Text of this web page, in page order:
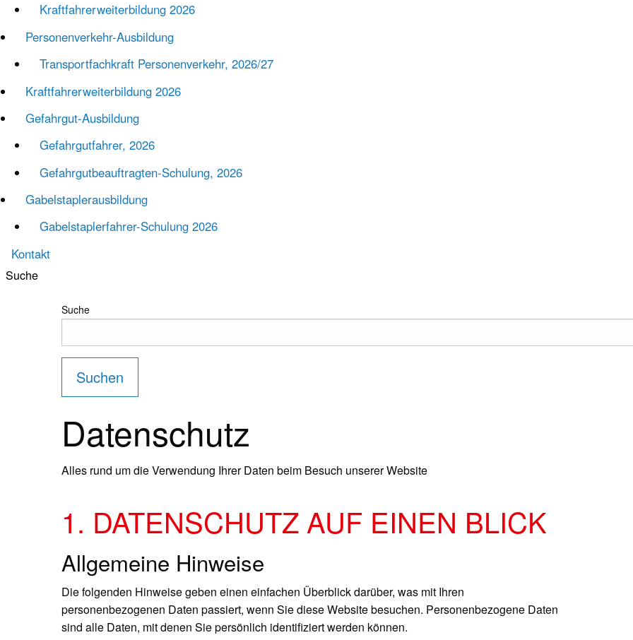
Kraftfahrer­weiterbildung 2026
Personen­verkehr-Ausbildung
Transportfachkraft Personenverkehr, 2026/27
Kraftfahrer­weiterbildung 2026
Gefahr­gut-Ausbildung
Gefahrgut­fahrer, 2026
Gefahrgut­beauftragten-Schulung, 2026
Gabel­stapler­ausbildung
Gabelstaplerfahrer-Schulung 2026
Kontakt
Suche
Suche
Suchen
Datenschutz
Alles rund um die Verwendung Ihrer Daten beim Besuch unserer Website
1. DATENSCHUTZ AUF EINEN BLICK
Allgemeine Hinweise
Die folgenden Hinweise geben einen einfachen Überblick darüber, was mit Ihren
personenbezogenen Daten passiert, wenn Sie diese Website besuchen. Personenbezogene Daten
sind alle Daten, mit denen Sie persönlich identifiziert werden können.